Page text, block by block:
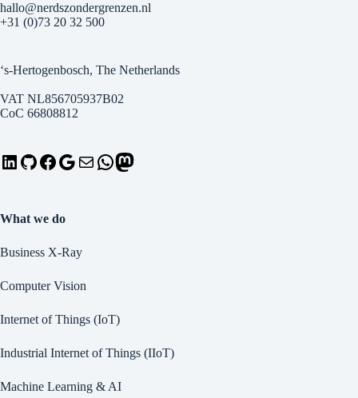
hallo@nerdszondergrenzen.nl
+31 (0)73 20 32 500
‘s-Hertogenbosch, The Netherlands
VAT NL856705937B02
CoC 66808812
LinkedIn
GitHub
Facebook
Google
MailWhatsApp
Mastodon
What we do
Business X-Ray
Computer Vision
Internet of Things (IoT)
Industrial Internet of Things (IIoT)
Machine Learning & AI